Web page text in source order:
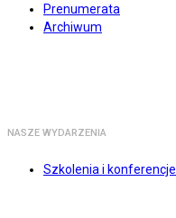
Prenumerata
Archiwum
NASZE WYDARZENIA
Szkolenia i konferencje